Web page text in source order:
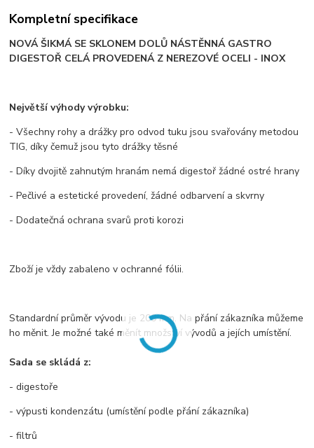
Kompletní specifikace
NOVÁ ŠIKMÁ SE SKLONEM DOLŮ NÁSTĚNNÁ GASTRO
DIGESTOŘ CELÁ PROVEDENÁ Z NEREZOVÉ OCELI - INOX
Největší výhody výrobku:
- Všechny rohy a drážky pro odvod tuku jsou svařovány metodou
TIG, díky čemuž jsou tyto drážky těsné
- Díky dvojitě zahnutým hranám nemá digestoř žádné ostré hrany
- Pečlivé a estetické provedení, žádné odbarvení a skvrny
- Dodatečná ochrana svarů proti korozi
Zboží je vždy zabaleno v ochranné fólii.
Standardní průměr vývodu je 200 mm. Na přání zákazníka můžeme
ho měnit. Je možné také měnít množství vývodů a jejích umístění.
Sada se skládá z:
- digestoře
- výpusti kondenzátu (umístění podle přání zákazníka)
- filtrů